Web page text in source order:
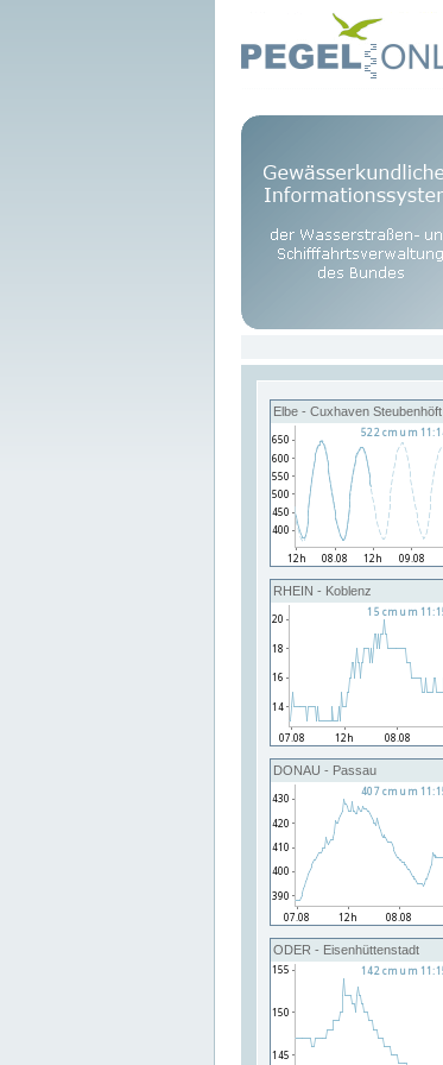
Elbe - Cuxhaven Steubenhöft
RHEIN - Koblenz
DONAU - Passau
ODER - Eisenhüttenstadt